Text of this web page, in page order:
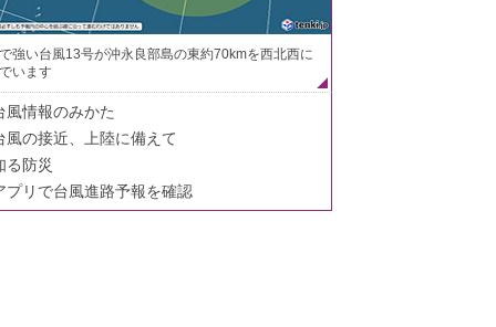
強い台風13号が沖永良部島の東約70kmを西北西に
います
風情報のみかた
風の接近、上陸に備えて
る防災
プリで台風進路予報を確認